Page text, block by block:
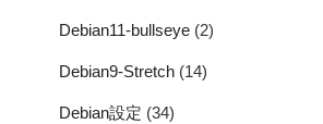
Debian11-bullseye (2)
Debian9-Stretch (14)
Debian設定 (34)